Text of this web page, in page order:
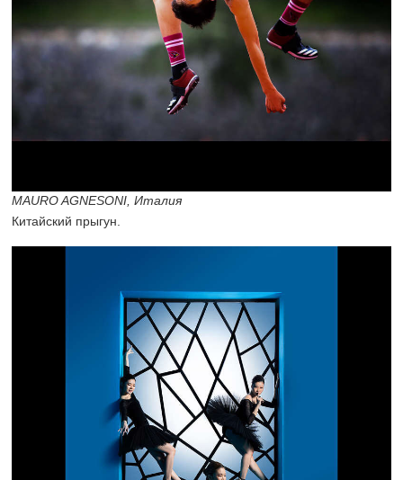
MAURO AGNESONI, Италия
Китайский прыгун.